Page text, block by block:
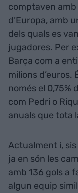
comptaven
d’Europa, amb
dels quals es
jugadores. Per
Barça com a
milions d’euros.
només el 0,75%
com Pedri o
anuals que tota
Actualment i, sis
ja en són les
amb 136 gols a
algun equip